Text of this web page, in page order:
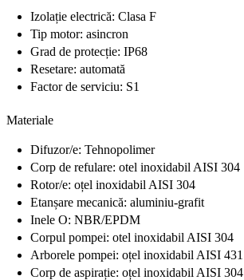
Izolație electrică: Clasa F
Tip motor: asincron
Grad de protecție: IP68
Resetare: automată
Factor de serviciu: S1
Materiale
Difuzor/e: Tehnopolimer
Corp de refulare: otel inoxidabil AISI 304
Rotor/e: oțel inoxidabil AISI 304
Etanșare mecanică: aluminiu-grafit
Inele O: NBR/EPDM
Corpul pompei: otel inoxidabil AISI 304
Arborele pompei: oțel inoxidabil AISI 431
Corp de aspirație: oțel inoxidabil AISI 304